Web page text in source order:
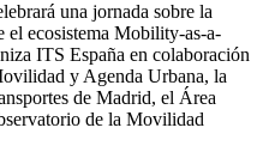
una jornada sobre la
el ecosistema Mobility-as-a-
ITS España en colaboración
y Agenda Urbana, la
de Madrid, el Área
de la Movilidad